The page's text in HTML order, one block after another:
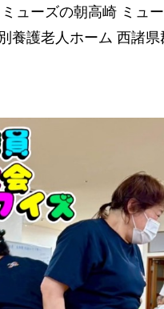
ミューズの朝高崎 ミュ
養護老人ホーム 西諸県